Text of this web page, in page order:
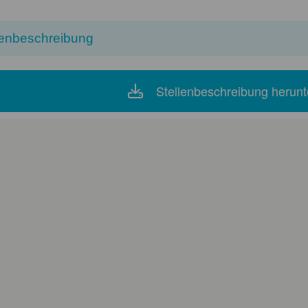
Stellenbeschreibung